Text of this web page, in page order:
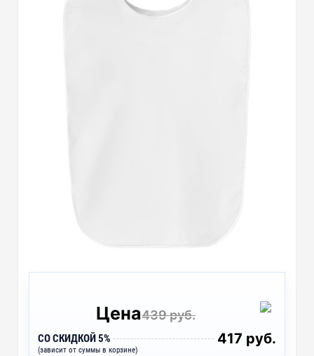
Цена439 руб.
СО СКИДКОЙ 5%
(зависит от суммы в корзине)
417 руб.